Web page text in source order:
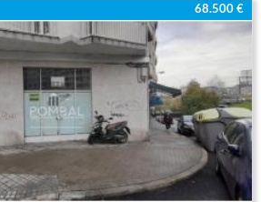
68.500 €